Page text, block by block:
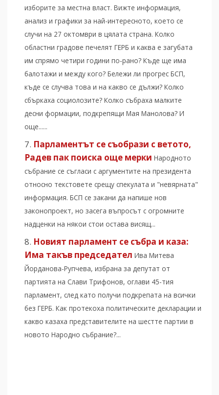
изборите за местна власт. Вижте информация,
анализ и графики за най-интересното, което се
случи на 27 октомври в цялата страна. Колко
областни градове печелят ГЕРБ и каква е загубата
им спрямо четири години по-рано? Къде ще има
балотажи и между кого? Бележи ли прогрес БСП,
къде се случва това и на какво се дължи? Колко
сбъркаха социолозите? Колко събраха малките
десни формации, подкрепящи Мая Манолова? И
още......
Парламентът се съобрази с ветото,
Радев пак поиска още мерки Народното
събрание се съгласи с аргументите на президента
относно текстовете срещу спекулата и "невярната"
информация. БСП се закани да напише нов
законопроект, но засега въпросът с огромните
надценки на някои стои остава висящ...
Новият парламент се събра и каза:
Има такъв председател Ива Митева
Йорданова-Рупчева, избрана за депутат от
партията на Слави Трифонов, оглави 45-тия
парламент, след като получи подкрепата на всички
без ГЕРБ. Как протекоха политическите декларации и
какво казаха представителите на шестте партии в
новото Народно събрание?...